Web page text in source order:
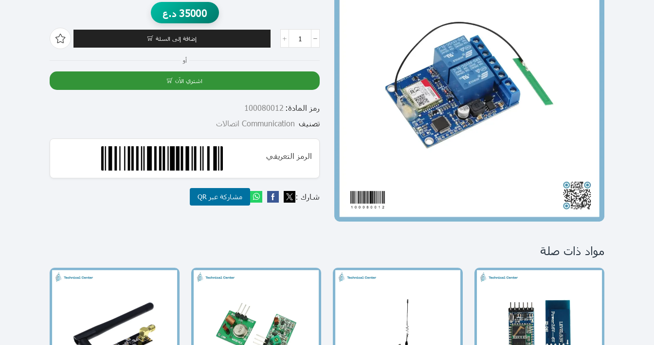
35000 د.ع
إضافة إلى السلة
أو
اشتري الآن
رمز المادة: 100080012
تصنيف Communication اتصالات
الرمز التعريفي
شارك : مشاركة عبر QR
مواد ذات صلة